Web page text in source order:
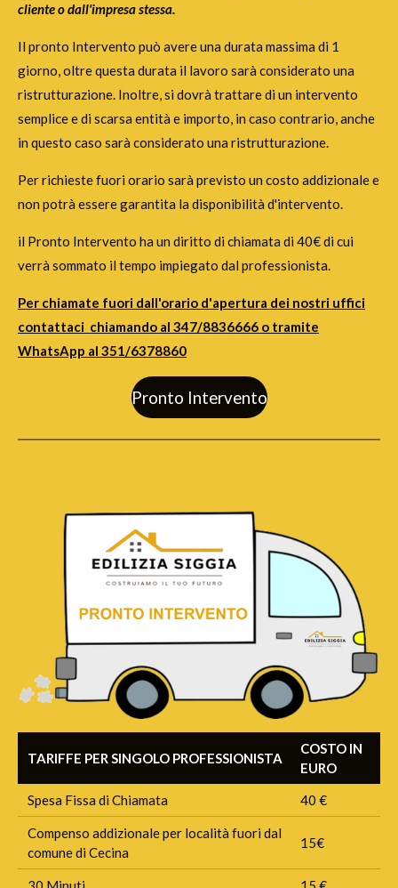
cliente o dall'impresa stessa.
Il pronto Intervento può avere una durata massima di 1
giorno, oltre questa durata il lavoro sarà considerato una
ristrutturazione. Inoltre, si dovrà trattare di un intervento
semplice e di scarsa entità e importo, in caso contrario, anche
in questo caso sarà considerato una ristrutturazione.
Per richieste fuori orario sarà previsto un costo addizionale e
non potrà essere garantita la disponibilità d'intervento.
il Pronto Intervento ha un diritto di chiamata di 40€ di cui
verrà sommato il tempo impiegato dal professionista.
Per chiamate fuori dall'orario d'apertura dei nostri uffici
contattaci chiamando al 347/8836666 o tramite
WhatsApp al 351/6378860
Pronto Intervento
TARIFFE PER SINGOLO PROFESSIONISTA
COSTO IN
EURO
Spesa Fissa di Chiamata
40 €
Compenso addizionale per località fuori dal
comune di Cecina
15€